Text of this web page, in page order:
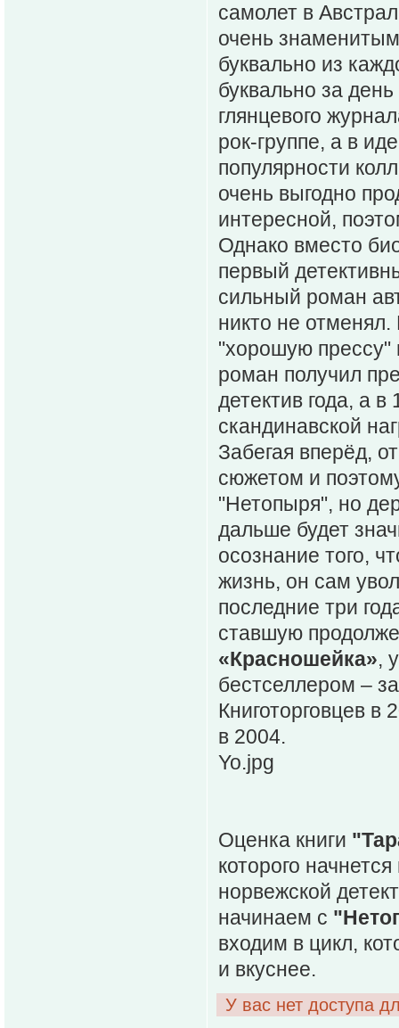
самолет в
очень
буквально из
буквально за
глянцевого
рок-группе, а в
популярности
очень выгодно
интересной,
Однако вместо
первый
сильный роман
никто не
"хорошую прессу"
роман получил
детектив года, а
скандинавской
Забегая вперёд,
сюжетом и
"Нетопыря", но
дальше будет
осознание того,
жизнь, он сам
последние три
ставшую
«Красношейка»,
бестселлером –
Книготорговцев в
в 2004.
Yo.jpg
Оценка книги
которого
норвежской
начинаем с
входим в цикл,
и вкуснее.
У вас нет доступа